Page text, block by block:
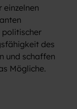
politischer
des
und schaffen
Mögliche.